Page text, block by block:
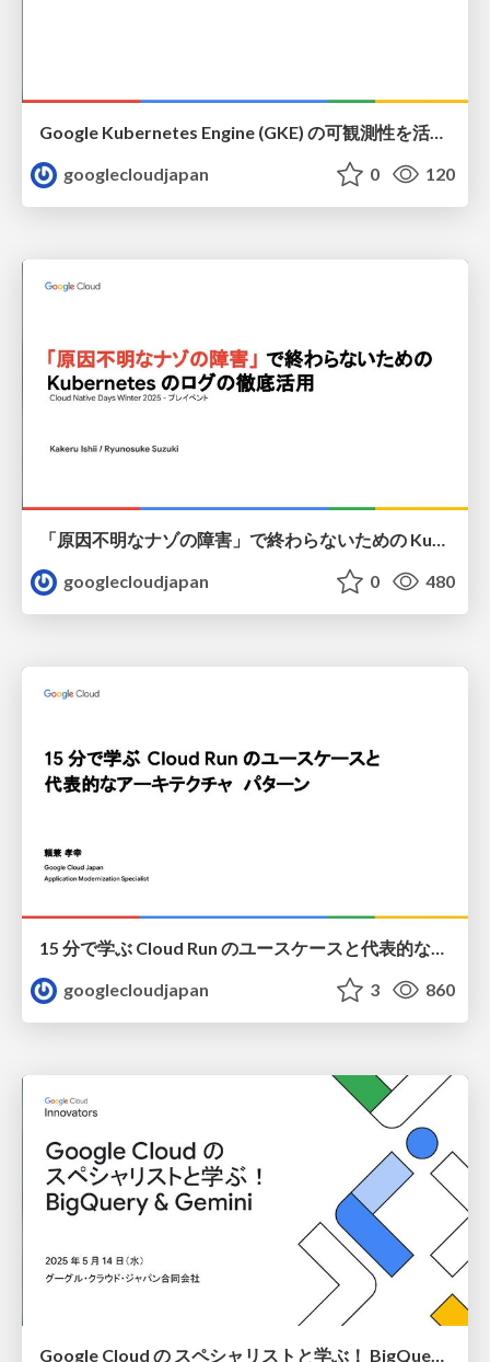
Google Kubernetes Engine (GKE) の可観測性を活用し、 システムの Resiliency を高める障害原因調査
googlecloudjapan
0 120
「原因不明なナゾの障害」で終わらないための Kubernetes のログの徹底活用
googlecloudjapan
0 480
15 分で学ぶ Cloud Run のユースケースと代表的なアーキテクチャパターン
googlecloudjapan
3 860
Google Cloud の スペシャリストと学ぶ！ BigQuery & Gemini